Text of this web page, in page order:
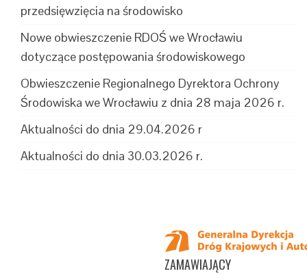
przedsięwzięcia na środowisko
Nowe obwieszczenie RDOŚ we Wrocławiu
dotyczące postępowania środowiskowego
Obwieszczenie Regionalnego Dyrektora Ochrony
Środowiska we Wrocławiu z dnia 28 maja 2026 r.
Aktualności do dnia 29.04.2026 r
Aktualności do dnia 30.03.2026 r.
ZAMAWIAJĄCY